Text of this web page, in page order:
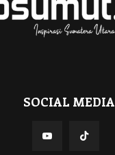
SOCIAL MEDIA